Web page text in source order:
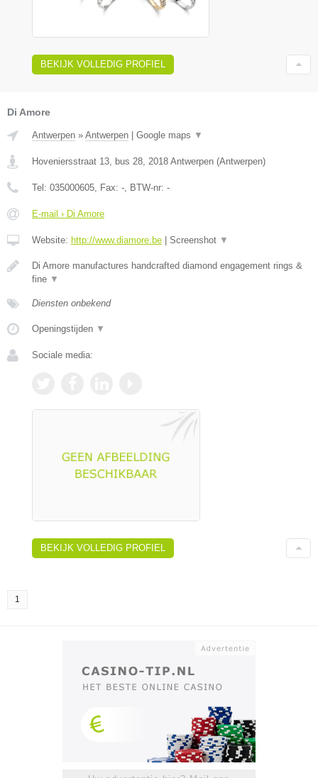
BEKIJK VOLLEDIG PROFIEL
Di Amore
Antwerpen » Antwerpen Google maps ▼
Hoveniersstraat 13, bus 28 2018 Antwerpen (Antwerpen)
Tel: 035000605 , Fax: - , BTW-nr: -
E-mail › Di Amore
Website: http://www.diamore.be Screenshot ▼
Di Amore manufactures handcrafted diamond engagement rings &
fine ▼
Diensten onbekend
Openingstijden ▼
Sociale media:
BEKIJK VOLLEDIG PROFIEL
1